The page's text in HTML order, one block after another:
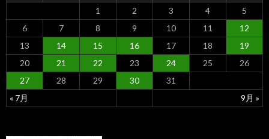
« 7月 9月 »
1 2 3 4
5
6
7 8 9 10 11
12
13
14 15 16 17 18
19
20
21 22 23 24 25
26
27
28 29 30 31